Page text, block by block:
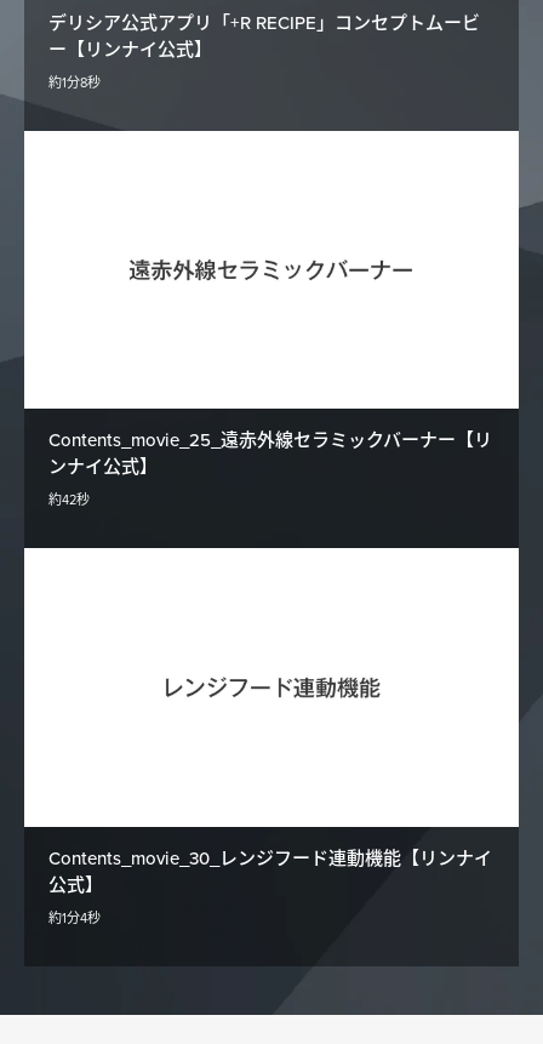
デリシア公式アプリ「+R RECIPE」コンセプトムービ
ー【リンナイ公式】
約1分8秒
Contents_movie_25_遠赤外線セラミックバーナー【リ
ンナイ公式】
約42秒
Contents_movie_30_レンジフード連動機能【リンナイ
公式】
約1分4秒